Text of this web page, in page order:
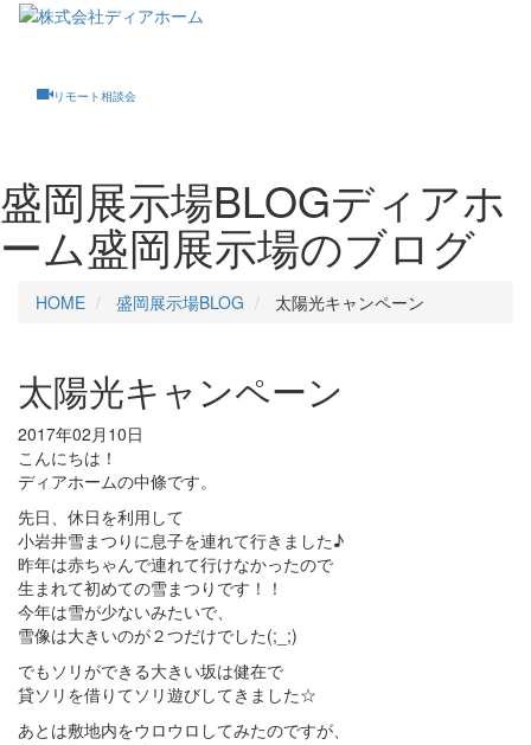
リモート相談会
盛岡展示場BLOGディアホ
ーム盛岡展示場のブログ
HOME 盛岡展示場BLOG 太陽光キャンペーン
太陽光キャンペーン
2017年02月10日
こんにちは！
ディアホームの中條です。
先日、休日を利用して
小岩井雪まつりに息子を連れて行きました♪
昨年は赤ちゃんで連れて行けなかったので
生まれて初めての雪まつりです！！
今年は雪が少ないみたいで、
雪像は大きいのが２つだけでした(;_;)
でもソリができる大きい坂は健在で
貸ソリを借りてソリ遊びしてきました☆
あとは敷地内をウロウロしてみたのですが、